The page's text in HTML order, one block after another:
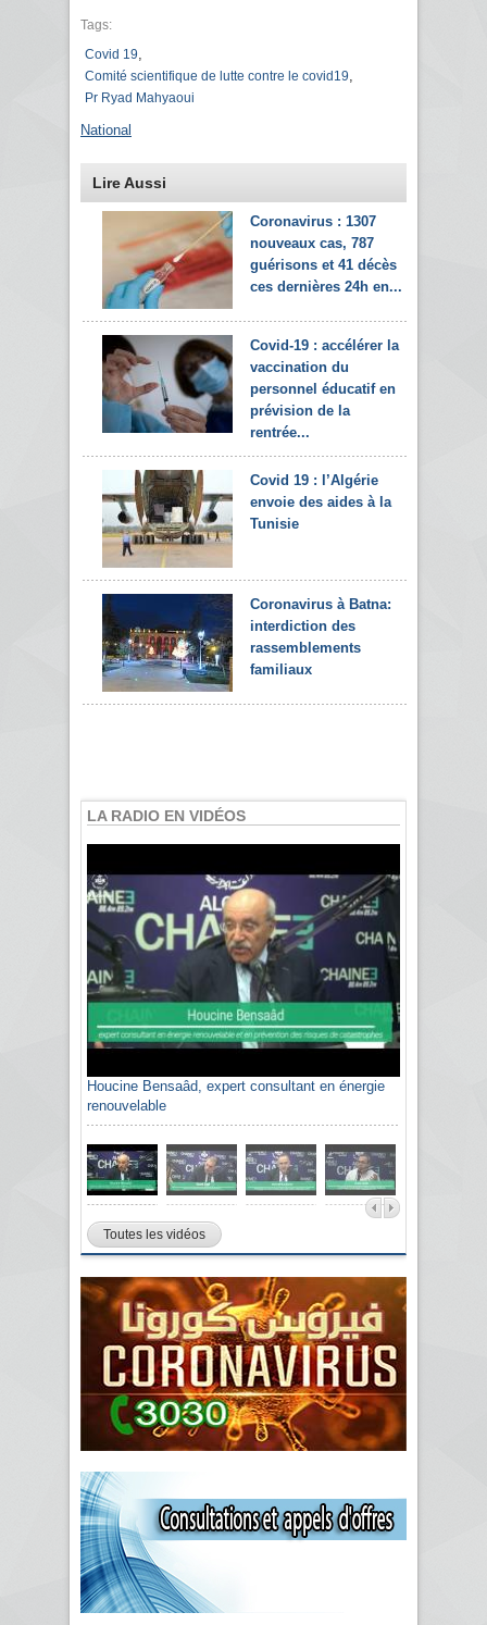
Tags:
Covid 19
Comité scientifique de lutte contre le covid19
Pr Ryad Mahyaoui
National
Lire Aussi
Coronavirus : 1307
nouveaux cas, 787
guérisons et 41 décès
ces dernières 24h en...
Covid-19 : accélérer la
vaccination du
personnel éducatif en
prévision de la
rentrée...
Covid 19 : l’Algérie
envoie des aides à la
Tunisie
Coronavirus à Batna:
interdiction des
rassemblements
familiaux
LA RADIO EN VIDÉOS
Houcine Bensaâd, expert consultant en énergie
renouvelable
Toutes les vidéos